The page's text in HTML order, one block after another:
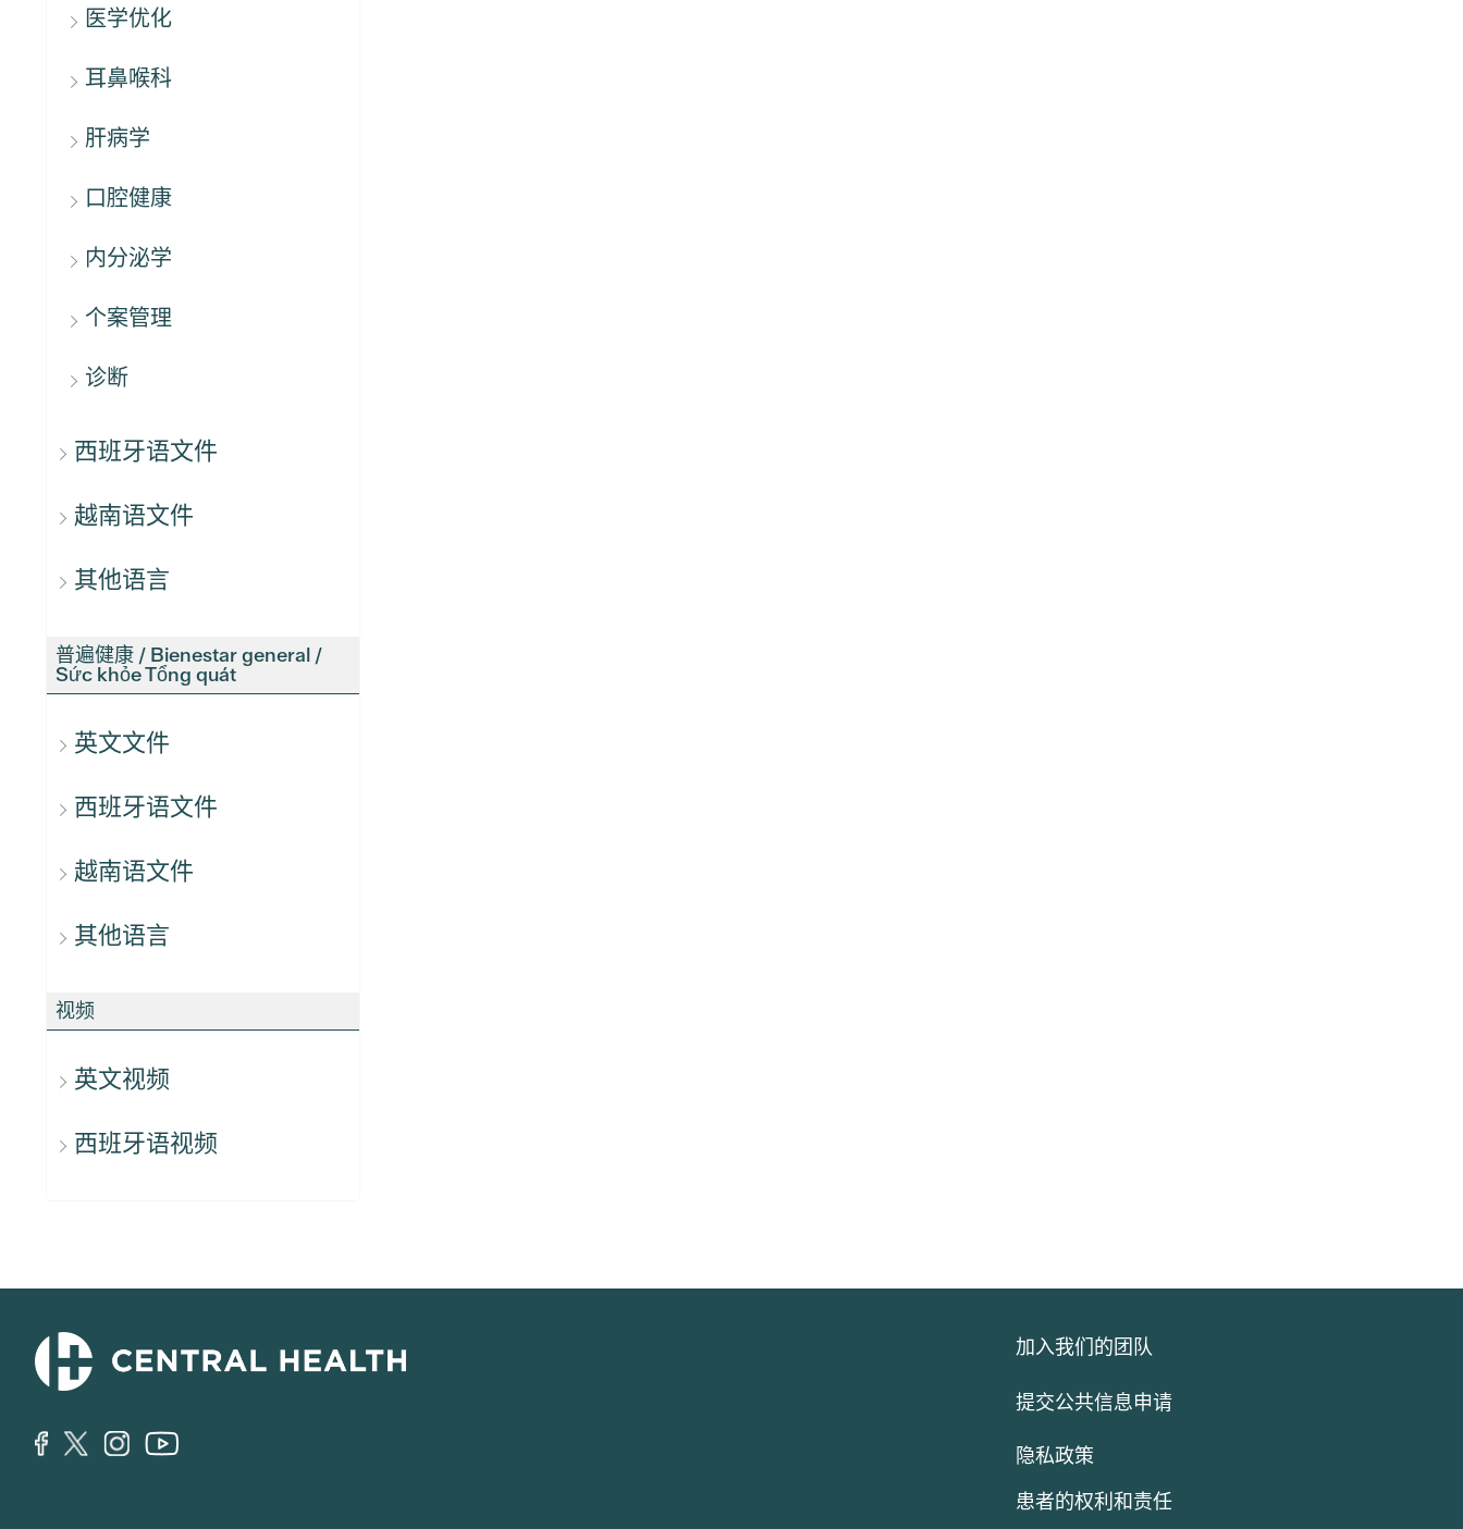
医学优化
耳鼻喉科
肝病学
口腔健康
内分泌学
个案管理
诊断
西班牙语文件
越南语文件
其他语言
普遍健康 / Bienestar general /
Sức khỏe Tổng quát
英文文件
西班牙语文件
越南语文件
其他语言
视频
英文视频
西班牙语视频
加入我们的团队
提交公共信息申请
隐私政策
患者的权利和责任